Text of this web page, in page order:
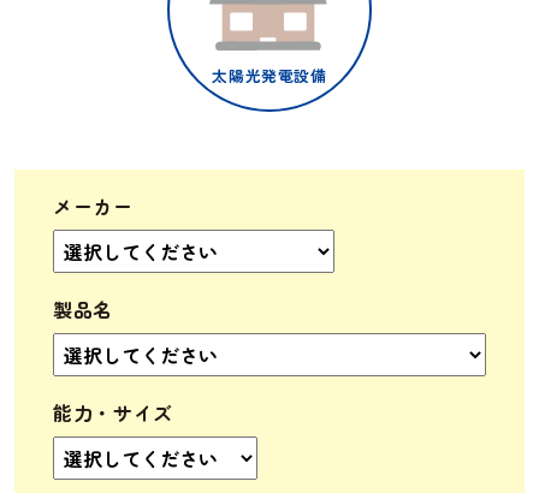
太陽光発電設備
メーカー
製品名
能力・サイズ